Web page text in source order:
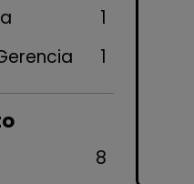
1
1
8